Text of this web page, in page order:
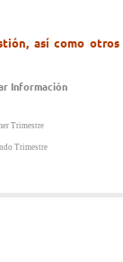
así como
Información
Trimestre
Trimestre